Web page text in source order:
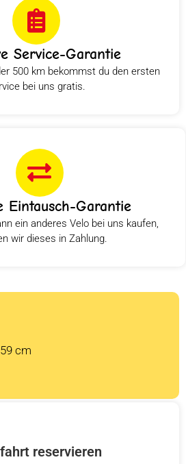
Service-Garantie
500 km bekommst du den ersten
bei uns gratis.
Eintausch-Garantie
ein anderes Velo bei uns kaufen,
wir dieses in Zahlung.
cm
reservieren